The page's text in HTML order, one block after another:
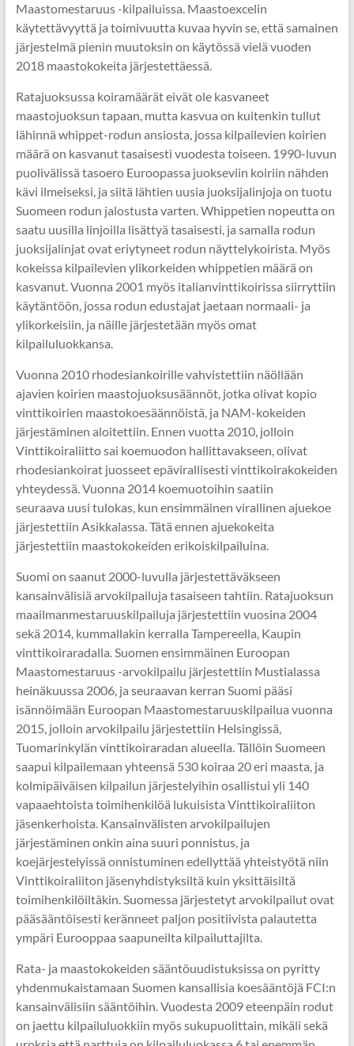
Maastomestaruus -kilpailuissa. Maastoexcelin
käytettävyyttä ja toimivuutta kuvaa hyvin se, että samainen
järjestelmä pienin muutoksin on käytössä vielä vuoden
2018 maastokokeita järjestettäessä.
Ratajuoksussa koiramäärät eivät ole kasvaneet
maastojuoksun tapaan, mutta kasvua on kuitenkin tullut
lähinnä whippet-rodun ansiosta, jossa kilpailevien koirien
määrä on kasvanut tasaisesti vuodesta toiseen. 1990-luvun
puolivälissä tasoero Euroopassa juokseviin koiriin nähden
kävi ilmeiseksi, ja siitä lähtien uusia juoksijalinjoja on tuotu
Suomeen rodun jalostusta varten. Whippetien nopeutta on
saatu uusilla linjoilla lisättyä tasaisesti, ja samalla rodun
juoksijalinjat ovat eriytyneet rodun näyttelykoirista. Myös
kokeissa kilpailevien ylikorkeiden whippetien määrä on
kasvanut. Vuonna 2001 myös italianvinttikoirissa siirryttiin
käytäntöön, jossa rodun edustajat jaetaan normaali- ja
ylikorkeisiin, ja näille järjestetään myös omat
kilpailuluokkansa.
Vuonna 2010 rhodesiankoirille vahvistettiin näöllään
ajavien koirien maastojuoksusäännöt, jotka olivat kopio
vinttikoirien maastokoesäännöistä, ja NAM-kokeiden
järjestäminen aloitettiin. Ennen vuotta 2010, jolloin
Vinttikoiraliitto sai koemuodon hallittavakseen, olivat
rhodesiankoirat juosseet epävirallisesti vinttikoirakokeiden
yhteydessä. Vuonna 2014 koemuotoihin saatiin
seuraava uusi tulokas, kun ensimmäinen virallinen ajuekoe
järjestettiin Asikkalassa. Tätä ennen ajuekokeita
järjestettiin maastokokeiden erikoiskilpailuina.
Suomi on saanut 2000-luvulla järjestettäväkseen
kansainvälisiä arvokilpailuja tasaiseen tahtiin. Ratajuoksun
maailmanmestaruuskilpailuja järjestettiin vuosina 2004
sekä 2014, kummallakin kerralla Tampereella, Kaupin
vinttikoiraradalla. Suomen ensimmäinen Euroopan
Maastomestaruus -arvokilpailu järjestettiin Mustialassa
heinäkuussa 2006, ja seuraavan kerran Suomi pääsi
isännöimään Euroopan Maastomestaruuskilpailua vuonna
2015, jolloin arvokilpailu järjestettiin Helsingissä,
Tuomarinkylän vinttikoiraradan alueella. Tällöin Suomeen
saapui kilpailemaan yhteensä 530 koiraa 20 eri maasta, ja
kolmipäiväisen kilpailun järjestelyihin osallistui yli 140
vapaaehtoista toimihenkilöä lukuisista Vinttikoiraliiton
jäsenkerhoista. Kansainvälisten arvokilpailujen
järjestäminen onkin aina suuri ponnistus, ja
koejärjestelyissä onnistuminen edellyttää yhteistyötä niin
Vinttikoiraliiton jäsenyhdistyksiltä kuin yksittäisiltä
toimihenkilöiltäkin. Suomessa järjestetyt arvokilpailut ovat
pääsääntöisesti keränneet paljon positiivista palautetta
ympäri Eurooppaa saapuneilta kilpailuttajilta.
Rata- ja maastokokeiden sääntöuudistuksissa on pyritty
yhdenmukaistamaan Suomen kansallisia koesääntöjä FCI:n
kansainvälisiin sääntöihin. Vuodesta 2009 eteenpäin rodut
on jaettu kilpailuluokkiin myös sukupuolittain, mikäli sekä